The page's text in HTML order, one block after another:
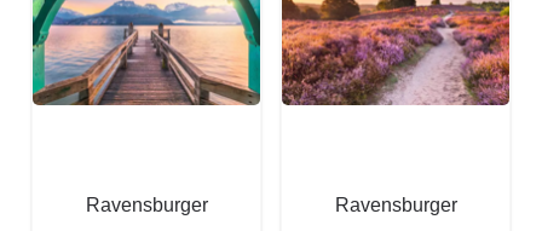
Ravensburger
Ravensburger